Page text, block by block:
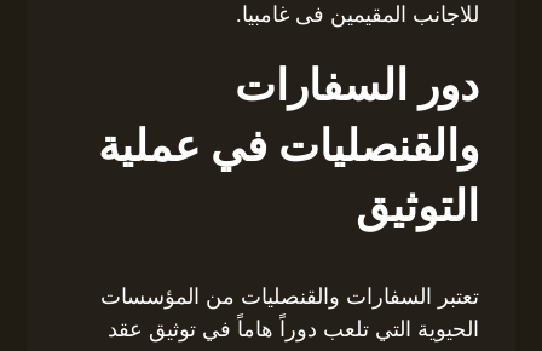
للاجانب المقيمين فى غامبيا.
دور السفارات
والقنصليات في عملية
التوثيق
تعتبر السفارات والقنصليات من المؤسسات
الحيوية التي تلعب دوراً هاماً في توثيق عقد